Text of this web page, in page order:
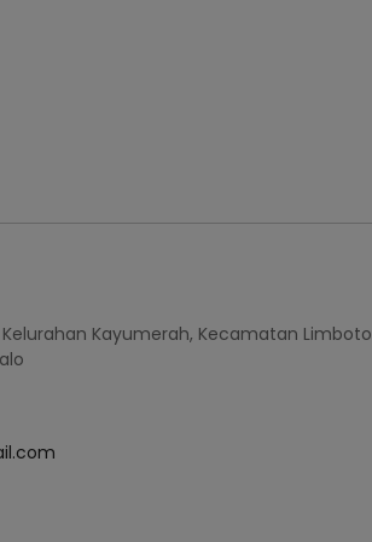
Kelurahan Kayumerah, Kecamatan Limboto